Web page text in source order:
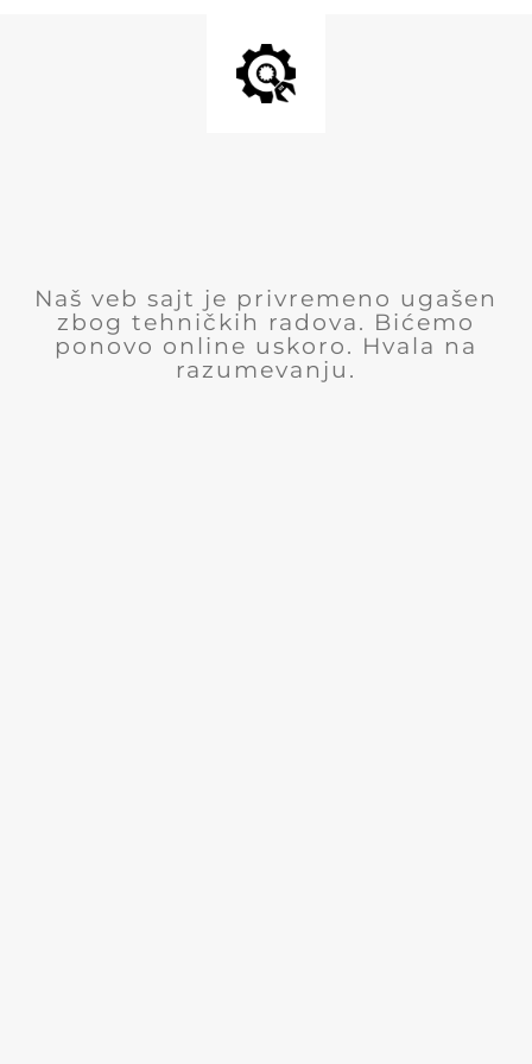
Naš veb sajt je privremeno ugašen
zbog tehničkih radova. Bićemo
ponovo online uskoro. Hvala na
razumevanju.